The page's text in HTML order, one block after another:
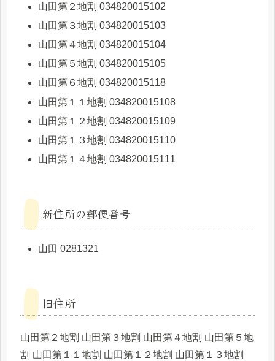
山田第２地割 034820015102
山田第３地割 034820015103
山田第４地割 034820015104
山田第５地割 034820015105
山田第６地割 034820015118
山田第１１地割 034820015108
山田第１２地割 034820015109
山田第１３地割 034820015110
山田第１４地割 034820015111
新住所の郵便番号
山田 0281321
旧住所
山田第２地割 山田第３地割 山田第４地割 山田第５地
割 山田第１１地割 山田第１２地割 山田第１３地割